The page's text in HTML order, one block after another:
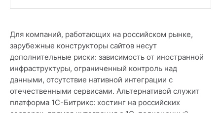
Для компаний, работающих на российском рынке,
зарубежные конструкторы сайтов несут
дополнительные риски: зависимость от иностранной
инфраструктуры, ограниченный контроль над
данными, отсутствие нативной интеграции с
отечественными сервисами. Альтернативой служит
платформа 1С-Битрикс: хостинг на российских